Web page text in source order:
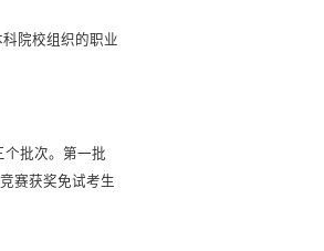
院校组织的职业
个批次。第一批
赛获奖免试考生